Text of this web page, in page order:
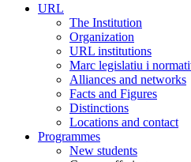
URL
The Institution
Organization
URL institutions
Marc legislatiu i
Alliances and networks
Facts and Figures
Distinctions
Locations and contact
Programmes
New students